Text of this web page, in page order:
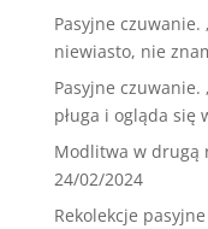
Pasyjne czuwanie.
niewiasto, nie
Pasyjne czuwanie.
pługa i ogląda się
Modlitwa w drugą
24/02/2024
Rekolekcje